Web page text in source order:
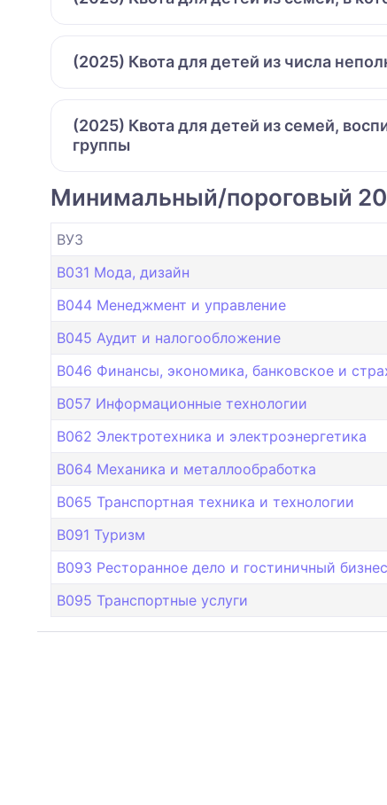
(2025) Квота для детей из числа
(2025) Квота для детей из семей,
группы
Минимальный/пороговый
ВУЗ
B031 Мода, дизайн
B044 Менеджмент и управление
B045 Аудит и налогообложение
B046 Финансы, экономика, банковское и
B057 Информационные технологии
B062 Электротехника и электроэнергетика
B064 Механика и металлообработка
B065 Транспортная техника и технологии
B091 Туризм
B093 Ресторанное дело и гостиничный бизнес
B095 Транспортные услуги